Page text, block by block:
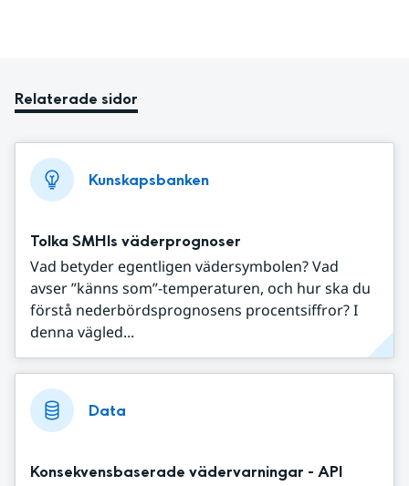
Relaterade sidor
Kunskapsbanken
Tolka SMHIs väderprognoser
Vad betyder egentligen vädersymbolen? Vad
avser ”känns som”-temperaturen, och hur ska du
förstå nederbördsprognosens procentsiffror? I
denna vägled...
Data
Konsekvensbaserade vädervarningar - API